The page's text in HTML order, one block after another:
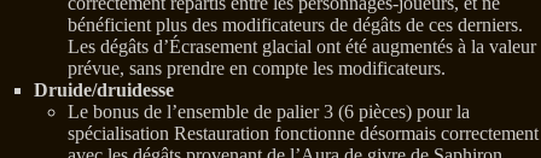
bénéficient plus des modificateurs de dégâts de ces derniers.
Les dégâts d’Écrasement glacial ont été augmentés à la valeur
prévue, sans prendre en compte les modificateurs.
Druide/druidesse
Le bonus de l’ensemble de palier 3 (6 pièces) pour la
spécialisation Restauration fonctionne désormais correctement